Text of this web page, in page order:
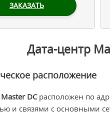
ЗАКАЗАТЬ
Дата-центр
расположение
Master DCрасположен по
и связями с основными